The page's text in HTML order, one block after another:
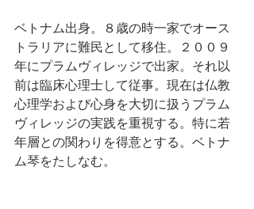
ベトナム出身。８歳の時一家でオース
トラリアに難民として移住。２００９
年にプラムヴィレッジで出家。それ以
前は臨床心理士して従事。現在は仏教
心理学および心身を大切に扱うプラム
ヴィレッジの実践を重視する。特に若
年層との関わりを得意とする。ベトナ
ム琴をたしなむ。